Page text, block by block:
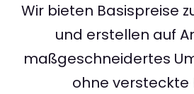
Wir bieten Basispreise
und erstellen auf
maßgeschneidertes
ohne versteckte